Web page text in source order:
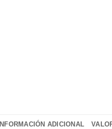
INFORMACIÓN ADICIONAL